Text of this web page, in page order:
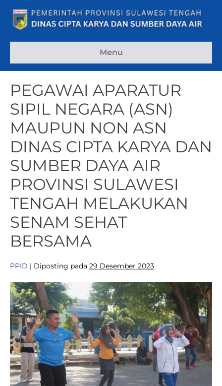
Menu
PEGAWAI APARATUR
SIPIL NEGARA (ASN)
MAUPUN NON ASN
DINAS CIPTA KARYA DAN
SUMBER DAYA AIR
PROVINSI SULAWESI
TENGAH MELAKUKAN
SENAM SEHAT
BERSAMA
PPID | Diposting pada 29 Desember 2023